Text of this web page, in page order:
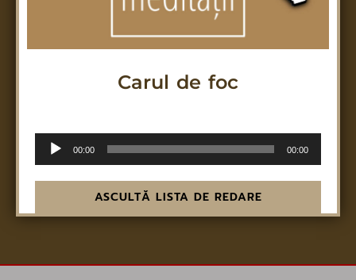
Carul de foc
Audio
Player
00:00 00:00
ASCULTĂ LISTA DE REDARE